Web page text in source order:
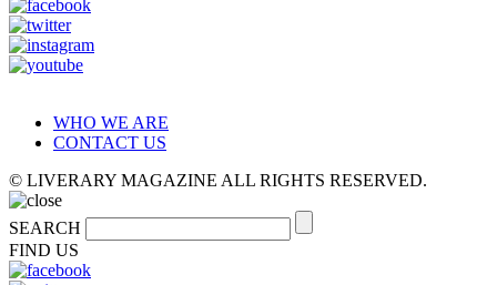
WHO WE ARE
CONTACT US
© LIVERARY MAGAZINE ALL RIGHTS RESERVED.
SEARCH
FIND US